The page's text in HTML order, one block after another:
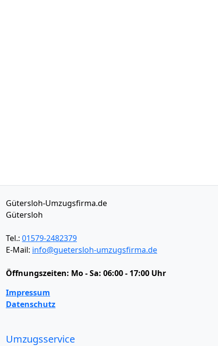
Gütersloh-Umzugsfirma.de
Gütersloh
Tel.: 01579-2482379
E-Mail: info@guetersloh-umzugsfirma.de
Öffnungszeiten: Mo - Sa: 06:00 - 17:00 Uhr
Impressum
Datenschutz
Umzugsservice